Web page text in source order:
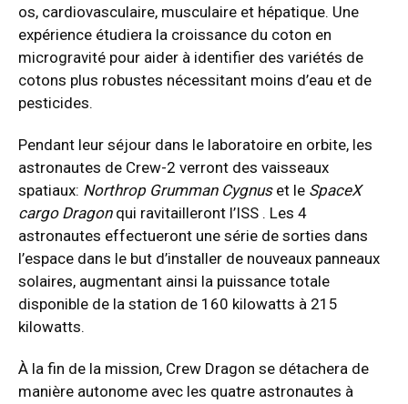
os, cardiovasculaire, musculaire et hépatique. Une
expérience étudiera la croissance du coton en
microgravité pour aider à identifier des variétés de
cotons plus robustes nécessitant moins d’eau et de
pesticides.
Pendant leur séjour dans le laboratoire en orbite, les
astronautes de Crew-2 verront des vaisseaux
spatiaux: Northrop Grumman Cygnuset le SpaceX
cargo Dragon qui ravitailleront l’ISS . Les 4
astronautes effectueront une série de sorties dans
l’espace dans le but d’installer de nouveaux panneaux
solaires, augmentant ainsi la puissance totale
disponible de la station de 160 kilowatts à 215
kilowatts.
À la fin de la mission, Crew Dragon se détachera de
manière autonome avec les quatre astronautes à